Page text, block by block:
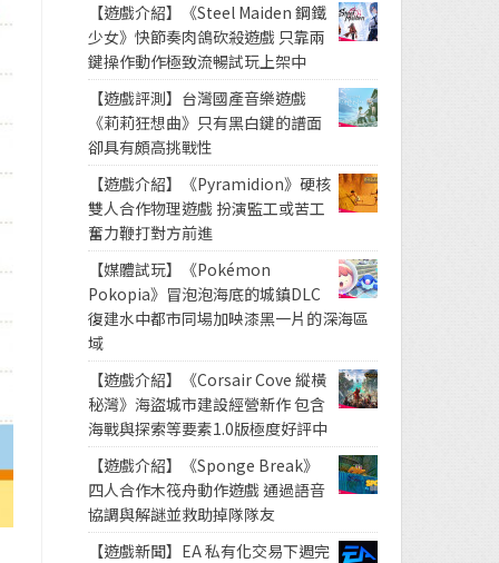
【遊戲介紹】《Steel Maiden 鋼鐵
少女》快節奏肉鴿砍殺遊戲 只靠兩
鍵操作動作極致流暢試玩上架中
【遊戲評測】台灣國產音樂遊戲
《莉莉狂想曲》只有黑白鍵的譜面
卻具有頗高挑戰性
【遊戲介紹】《Pyramidion》硬核
雙人合作物理遊戲 扮演監工或苦工
奮力鞭打對方前進
【媒體試玩】《Pokémon
Pokopia》冒泡泡海底的城鎮DLC
復建水中都市同場加映漆黑一片的深海區
域
【遊戲介紹】《Corsair Cove 縱橫
秘灣》海盜城市建設經營新作 包含
海戰與探索等要素1.0版極度好評中
【遊戲介紹】《Sponge Break》
四人合作木筏舟動作遊戲 通過語音
協調與解謎並救助掉隊隊友
【遊戲新聞】EA 私有化交易下週完